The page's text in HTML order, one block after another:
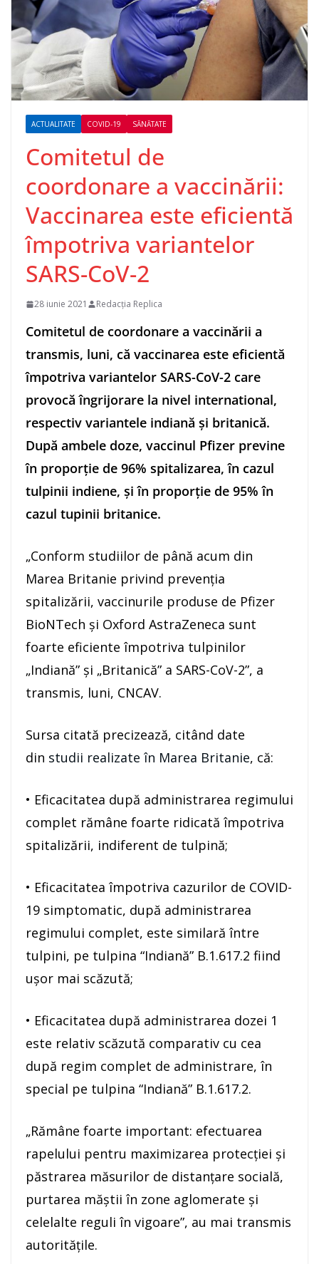
ACTUALITATE COVID-19 SĂNĂTATE
Comitetul de
coordonare a vaccinării:
Vaccinarea este eficientă
împotriva variantelor
SARS-CoV-2
28 iunie 2021 Redacția Replica
Comitetul de coordonare a vaccinării a
transmis, luni, că vaccinarea este eficientă
împotriva variantelor SARS-CoV-2 care
provocă îngrijorare la nivel international,
respectiv variantele indiană şi britanică.
După ambele doze, vaccinul Pfizer previne
în proporţie de 96% spitalizarea, în cazul
tulpinii indiene, şi în proporţie de 95% în
cazul tupinii britanice.
„Conform studiilor de până acum din
Marea Britanie privind prevenţia
spitalizării, vaccinurile produse de Pfizer
BioNTech şi Oxford AstraZeneca sunt
foarte eficiente împotriva tulpinilor
„Indiană” şi „Britanică” a SARS-CoV-2”, a
transmis, luni, CNCAV.
Sursa citată precizează, citând date
din studii realizate în Marea Britanie, că:
• Eficacitatea după administrarea regimului
complet rămâne foarte ridicată împotriva
spitalizării, indiferent de tulpină;
• Eficacitatea împotriva cazurilor de COVID-
19 simptomatic, după administrarea
regimului complet, este similară între
tulpini, pe tulpina “Indiană” B.1.617.2 fiind
uşor mai scăzută;
• Eficacitatea după administrarea dozei 1
este relativ scăzută comparativ cu cea
după regim complet de administrare, în
special pe tulpina “Indiană” B.1.617.2.
„Rămâne foarte important: efectuarea
rapelului pentru maximizarea protecţiei şi
păstrarea măsurilor de distanţare socială,
purtarea măştii în zone aglomerate şi
celelalte reguli în vigoare”, au mai transmis
autorităţile.